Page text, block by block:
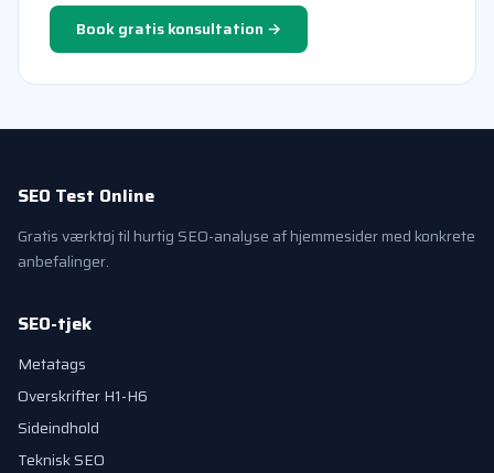
Book gratis konsultation →
SEO Test Online
Gratis værktøj til hurtig SEO-analyse af hjemmesider med konkrete
anbefalinger.
SEO-tjek
Metatags
Overskrifter H1-H6
Sideindhold
Teknisk SEO